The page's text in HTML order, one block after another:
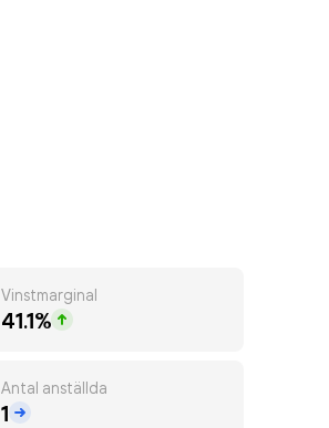
Vinstmarginal
41.1%
Antal anställda
1